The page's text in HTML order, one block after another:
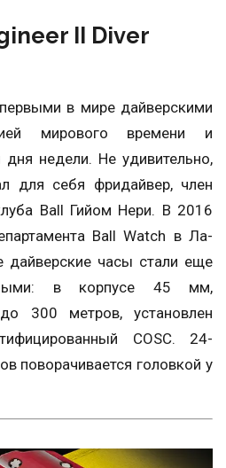
II Diver
в мире дайверскими
мирового времени и
недели. Не удивительно,
для себя фридайвер, член
Ball Гийом Нери. В 2016
Ball Watch в Ла-
часы стали еще
в корпусе 45 мм,
300 метров, установлен
COSC. 24-
поворачивается головкой у